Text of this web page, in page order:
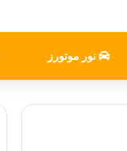
نور موتورز